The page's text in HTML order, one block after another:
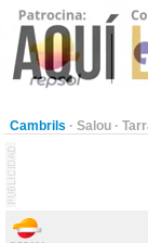
Cambrils · Salou ·